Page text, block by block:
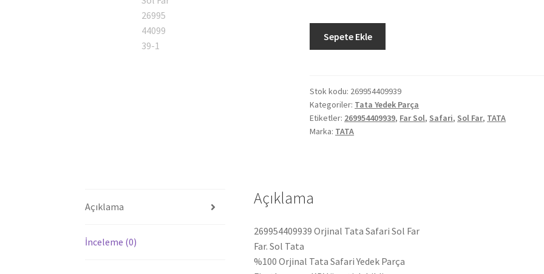
Far
269954409939
adet
Sepete Ekle
Stok kodu: 269954409939
Kategoriler: Tata Yedek Parça
Etiketler: 269954409939, Far Sol, Safari, Sol Far, TATA
Marka: TATA
Açıklama
İnceleme (0)
Açıklama
269954409939 Orjinal Tata Safari Sol Far
Far. Sol Tata
%100 Orjinal Tata Safari Yedek Parça